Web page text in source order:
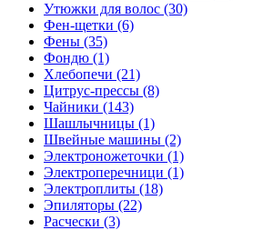
Утюжки для волос (30)
Фен-щетки (6)
Фены (35)
Фондю (1)
Хлебопечи (21)
Цитрус-прессы (8)
Чайники (143)
Шашлычницы (1)
Швейные машины (2)
Электроножеточки (1)
Электроперечници (1)
Электроплиты (18)
Эпиляторы (22)
Расчески (3)